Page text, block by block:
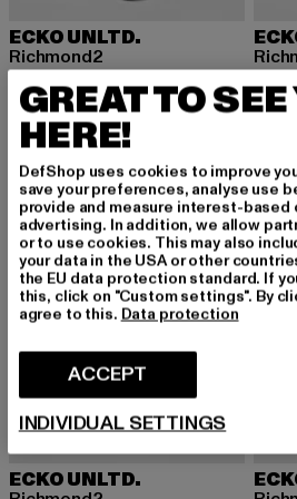
ECKO UNLTD.
Richmond2
EUR 35,00
Huidige prijs: EUR 35,00
EUR
-49%
ECKO UNLTD.
-51%
GREAT TO SEE
HERE!
DefShop uses cookies to improve
save your preferences, analyse use
provide and measure interest-based
advertising. In addition, we allow
or to use cookies. This may also
your data in the USA or other
the EU data protection standard. If
this, click on "Custom settings". By
agree to this. Data protection
ACCEPT
INDIVIDUAL SETTINGS